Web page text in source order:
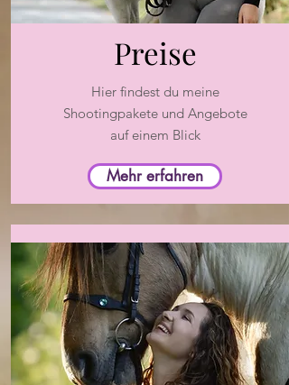
Preise
Hier findest du meine
Shootingpakete und Angebote
auf einem Blick
Mehr erfahren